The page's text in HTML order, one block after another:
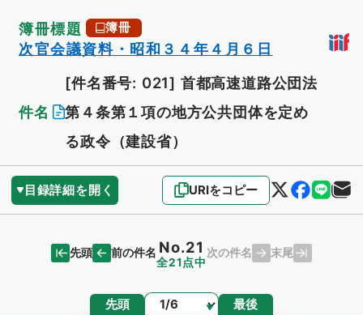
簿冊標題 簿冊
次官会議資料・昭和３４年４月６日
件名
[件名番号: 021] 首都高速道路公団法
第４条第１項の地方公共団体を定め
る政令（建設省）
目録詳細を開く URIをコピー
先頭 前の件名 No.21
全21点中
次の件名 末尾
先頭 ページ 最後